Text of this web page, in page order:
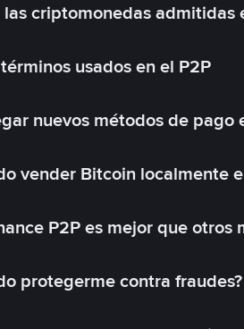
las criptomonedas admitidas
usados en el P2P
nuevos métodos de pago
vender Bitcoin localmente
P2P es mejor que otros
protegerme contra